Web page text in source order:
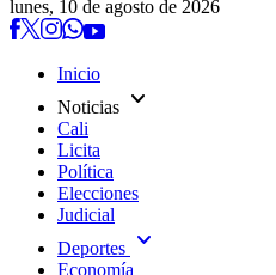
lunes, 10 de agosto de 2026
Inicio
Noticias expand_more
Cali
Licita
Política
Elecciones
Judicial
Deportes expand_more
Economía